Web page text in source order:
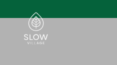
Villaggio lento